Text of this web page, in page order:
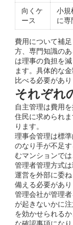
向くケ
ース
小規
に専
費用について補
方、専門知識の
は理事の負担を
ます。具体的な
比べる必要があり
それぞれ
自主管理は費用
住民に求められ
ります。
理事会管理は標
のなり手が不足
むマンションで
管理者管理方式
運営を外部に委
備える必要があり
管理会社が管理
が起きないかに
を効かせられる